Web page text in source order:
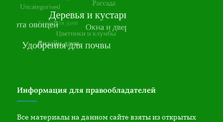
Информация для правообладателей
Все материалы на данном сайте взяты из открытых